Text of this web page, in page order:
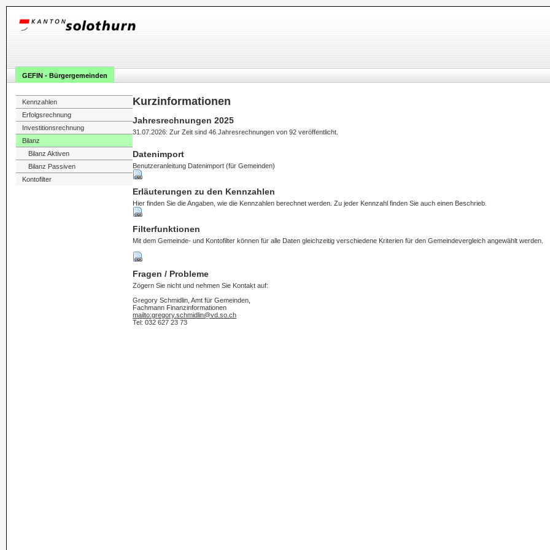
GEFIN - Bürgergemeinden
Kennzahlen
Erfolgsrechnung
Investitionsrechnung
Bilanz
Bilanz Aktiven
Bilanz Passiven
Kontofilter
Kurzinformationen
Jahresrechnungen 2025
31.07.2026: Zur Zeit sind 46 Jahresrechnungen von 92 veröffentlicht.
Datenimport
Benutzeranleitung Datenimport (für Gemeinden)
Erläuterungen zu den Kennzahlen
Hier finden Sie die Angaben, wie die Kennzahlen berechnet werden. Zu jeder Kennzahl finden Sie auch einen Beschrieb.
Filterfunktionen
Mit dem Gemeinde- und Kontofilter können für alle Daten gleichzeitig verschiedene Kriterien für den Gemeindevergleich angewählt werden.
Fragen / Probleme
Zögern Sie nicht und nehmen Sie Kontakt auf:
Gregory Schmidlin, Amt für Gemeinden,
Fachmann Finanzinformationen
mailto:gregory.schmidlin@vd.so.ch
Tel: 032 627 23 73